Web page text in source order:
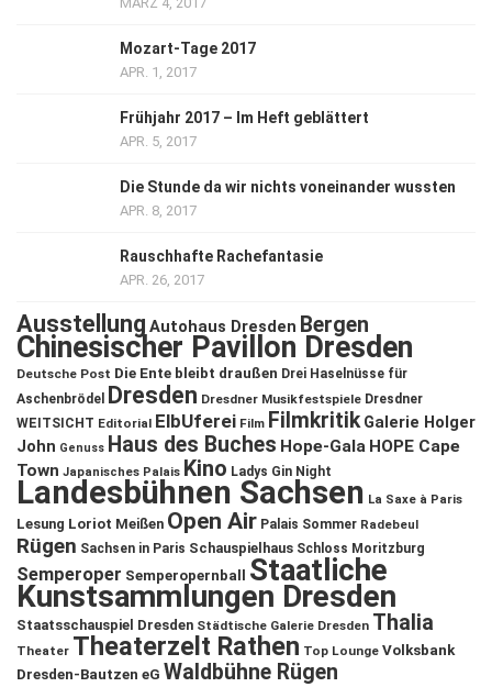
Mozart-Tage 2017
APR. 1, 2017
Frühjahr 2017 – Im Heft geblättert
APR. 5, 2017
Die Stunde da wir nichts voneinander wussten
APR. 8, 2017
Rauschhafte Rachefantasie
APR. 26, 2017
Ausstellung Autohaus Dresden Bergen
Chinesischer Pavillon Dresden
Deutsche Post Die Ente bleibt draußen Drei Haselnüsse für
Aschenbrödel
Dresden Dresdner Musikfestspiele Dresdner
WEITSICHT Editorial ElbUferei Film Filmkritik Galerie Holger
John Genuss Haus des Buches Hope-Gala HOPE Cape
Town Japanisches Palais Kino Ladys Gin Night
Landesbühnen Sachsen La Saxe à Paris
Lesung Loriot Meißen Open Air Palais Sommer Radebeul
Rügen Sachsen in Paris Schauspielhaus Schloss Moritzburg
Semperoper Semperopernball Staatliche
Kunstsammlungen Dresden
Staatsschauspiel Dresden Städtische Galerie Dresden Thalia
Theater Theaterzelt Rathen Top Lounge Volksbank
Dresden-Bautzen eG Waldbühne Rügen